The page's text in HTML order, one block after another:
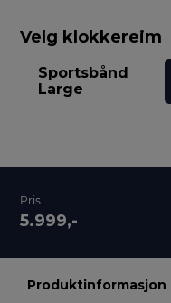
Velg klokkereim
Sportsbånd
Large
Pris
5.999,-
Produktinformasjon